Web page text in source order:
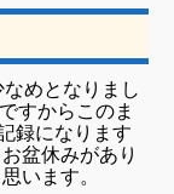
めとなりまし
すからこのま
録になります
盆休みがあり
思います。